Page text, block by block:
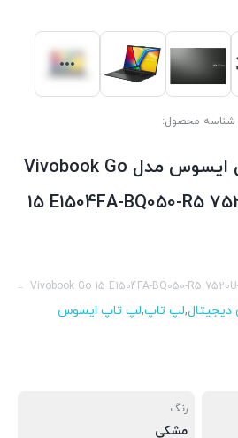
شناسه محصول:
لپ تاپ 15.6 اینچی ایسوس مدل Vivobook Go
15 E1504FA-BQ050-R5
Vivobook Go 15 E1504FA-BQ050-R5
دیجیتال,لپ تاپ,لپ تاپ ایسوس
رنگ
مشکی